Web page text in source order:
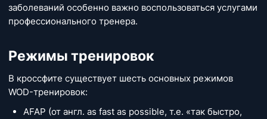
заболеваний особенно важно воспользоваться услугами
профессионального тренера.
Режимы тренировок
В кроссфите существует шесть основных режимов
WOD-тренировок:
AFAP (от англ. as fast as possible, т.е. «так быстро,